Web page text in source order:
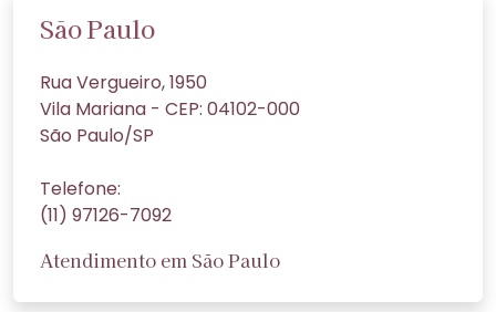
São Paulo
Rua Vergueiro, 1950
Vila Mariana - CEP: 04102-000
São Paulo/SP
Telefone:
(11) 97126-7092
Atendimento em São Paulo